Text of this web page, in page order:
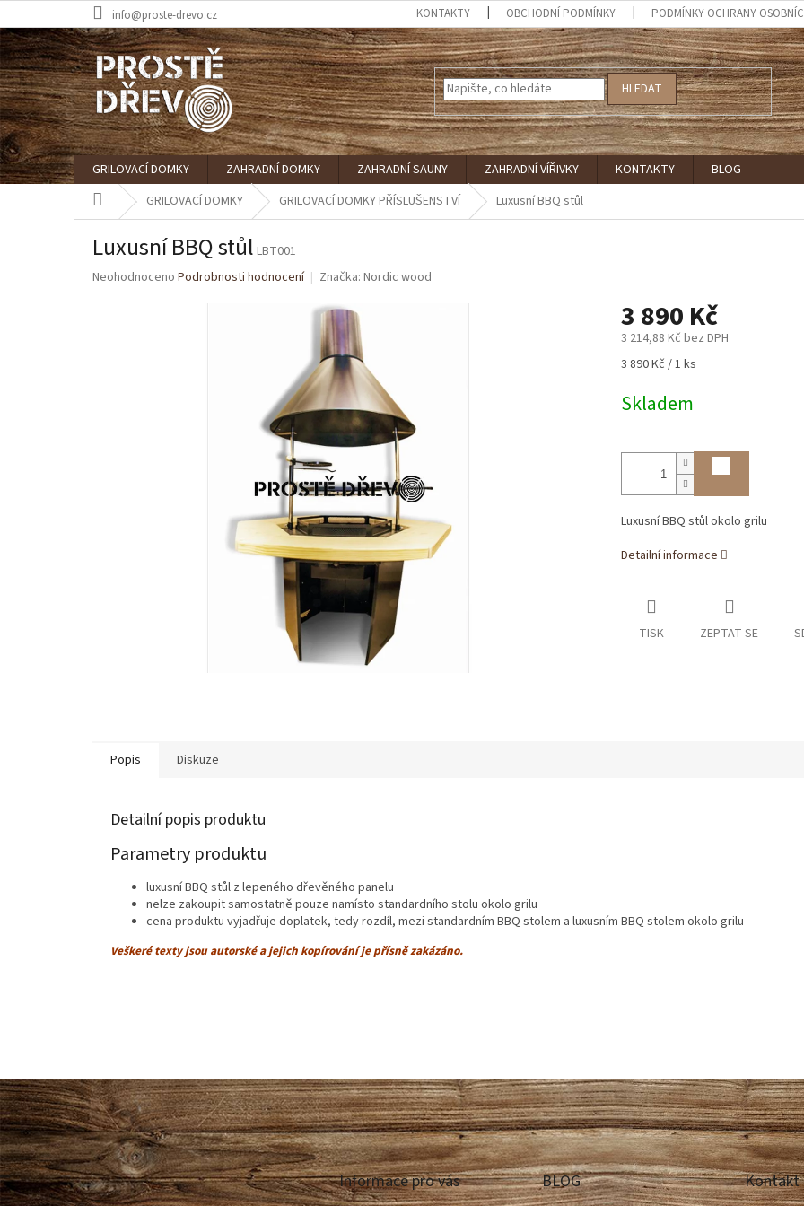
na
obsah
info@proste-drevo.cz KONTAKTY OBCHODNÍ PODMÍNKY PODMÍNKY OCHRANY
HLEDAT
GRILOVACÍ DOMKY ZAHRADNÍ DOMKY ZAHRADNÍ SAUNY ZAHRADNÍ VÍŘIVKY KONTAKTY
BLOG
Domů GRILOVACÍ DOMKY GRILOVACÍ DOMKY PŘÍSLUŠENSTVÍ Luxusní BBQ stůl
Luxusní BBQ stůl LBT001
Průměrné
Neohodnoceno Podrobnosti hodnocení Značka: Nordic wood
3 890 Kč
3 214,88 Kč bez DPH
Měrná
3 890 Kč / 1 ks
Skladem
Luxusní BBQ stůl okolo grilu
Detailní informace
TISK ZEPTAT SE
Popis Diskuze
Detailní popis produktu
Parametry produktu
luxusní BBQ stůl z lepeného dřevěného panelu
nelze zakoupit samostatně pouze namísto standardního stolu okolo grilu
cena produktu vyjadřuje doplatek, tedy rozdíl, mezi standardním BBQ stolem a luxusním BBQ stolem okolo grilu
Veškeré texty jsou autorské a jejich kopírování je přísně zakázáno.
Z
á
p
a
t
í Informace pro vás BLOG Kontakt